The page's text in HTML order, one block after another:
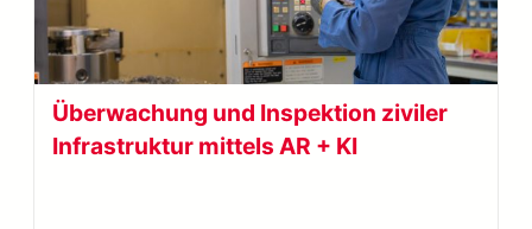
Überwachung und Inspektion ziviler
Infrastruktur mittels AR + KI